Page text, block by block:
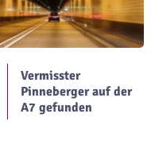
Vermisster
Pinneberger auf der
A7 gefunden